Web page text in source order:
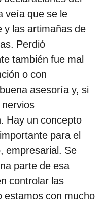
veía que se le
y las artimañas de
Perdió
también fue mal
o con
asesoría y, si
Hay un concepto
para el
empresarial. Se
parte de esa
controlar las
estamos con mucho